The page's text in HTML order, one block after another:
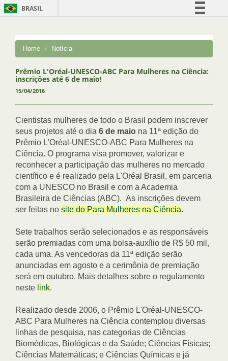
BRASIL
Comunica BR
Acesso à informação
Home Notícia
Prêmio L'Oréal-UNESCO-ABC Para Mulheres na Ciência:
inscrições até 6 de maio!
15/04/2016
Cientistas mulheres de todo o Brasil podem inscrever
seus projetos até o dia 6 de maio na 11ª edição do
Prêmio L'Oréal-UNESCO-ABC Para Mulheres na
Ciência. O programa visa promover, valorizar e
reconhecer a participação das mulheres no mercado
científico e é realizado pela L'Oréal Brasil, em parceria
com a UNESCO no Brasil e com a Academia
Brasileira de Ciências (ABC). As inscrições devem
ser feitas no site do Para Mulheres na Ciência.
Sete trabalhos serão selecionados e as responsáveis
serão premiadas com uma bolsa-auxílio de R$ 50 mil,
cada uma. As vencedoras da 11ª edição serão
anunciadas em agosto e a cerimônia de premiação
será em outubro. Mais detalhes sobre o regulamento
neste link.
Realizado desde 2006, o Prêmio L'Oréal-UNESCO-
ABC Para Mulheres na Ciência contemplou diversas
linhas de pesquisa, nas categorias de Ciências
Biomédicas, Biológicas e da Saúde; Ciências Físicas;
Ciências Matemáticas; e Ciências Químicas e já